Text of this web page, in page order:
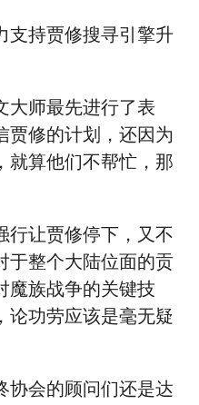
支持贾修搜寻引擎升
大师最先进行了表
贾修的计划，还因为
就算他们不帮忙，那
行让贾修停下，又不
于整个大陆位面的贡
魔族战争的关键技
论功劳应该是毫无疑
协会的顾问们还是达